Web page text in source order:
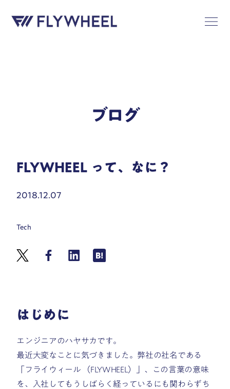
ブログ
FLYWHEEL って、なに？
2018.12.07
Tech
はじめに
エンジニアのハヤサカです。
最近大変なことに気づきました。弊社の社名である
「フライウィール （FLYWHEEL）」、この言葉の意味
を、入社してもうしばらく経っているにも関わらずち